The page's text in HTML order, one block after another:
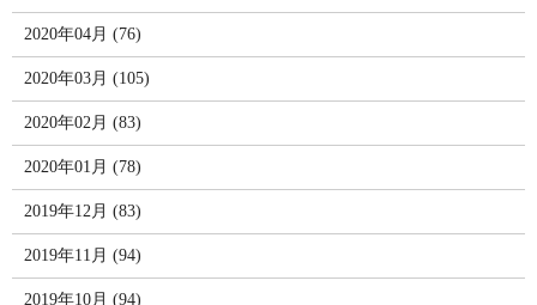
2020年04月 (76)
2020年03月 (105)
2020年02月 (83)
2020年01月 (78)
2019年12月 (83)
2019年11月 (94)
2019年10月 (94)